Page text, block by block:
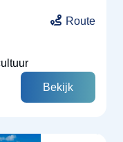
Route
Bekijk